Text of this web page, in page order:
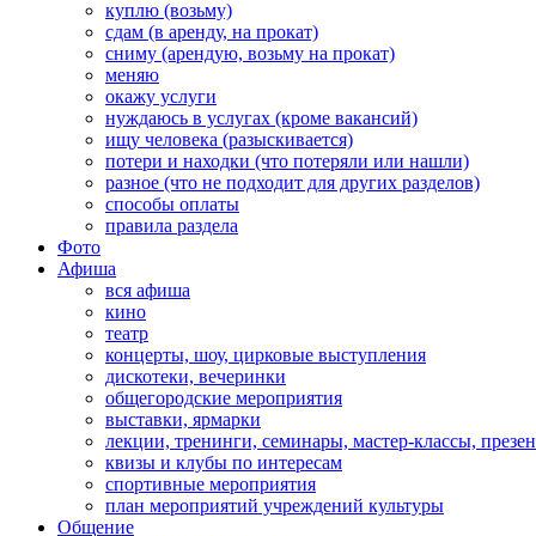
куплю (возьму)
сдам (в аренду, на прокат)
сниму (арендую, возьму на прокат)
меняю
окажу услуги
нуждаюсь в услугах (кроме вакансий)
ищу человека (разыскивается)
потери и находки (что потеряли или нашли)
разное (что не подходит для других разделов)
способы оплаты
правила раздела
Фото
Афиша
вся афиша
кино
театр
концерты, шоу, цирковые выступления
дискотеки, вечеринки
общегородские мероприятия
выставки, ярмарки
лекции, тренинги, семинары, мастер-классы,
квизы и клубы по интересам
спортивные мероприятия
план мероприятий учреждений культуры
Общение